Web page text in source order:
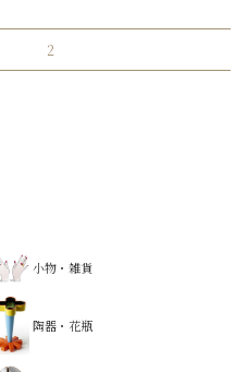
2
小物・雑貨
陶器・花瓶